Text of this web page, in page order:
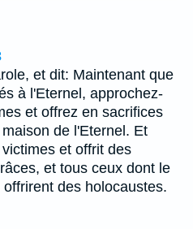
et dit: Maintenant que
à l'Eternel, approchez-
et offrez en sacrifices
de l'Eternel. Et
et offrit des
et tous ceux dont le
des holocaustes.